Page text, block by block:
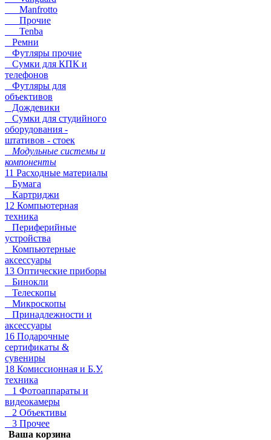
Manfrotto
Прочие
Tenba
Ремни
Футляры прочие
Сумки для КПК и
телефонов
Футляры для
объективов
Дождевики
Сумки для студийного
оборудования -
штативов - стоек
Модульные системы и
компоненты
11 Расходные материалы
Бумага
Картриджи
12 Компьютерная
техника
Периферийные
устройства
Компьютерные
аксессуары
13 Оптические приборы
Бинокли
Телескопы
Микроскопы
Принадлежности и
аксессуары
16 Подарочные
сертификаты &
сувениры
18 Комиссионная и Б.У.
техника
1 Фотоаппараты и
видеокамеры
2 Объективы
3 Прочее
Ваша корзина